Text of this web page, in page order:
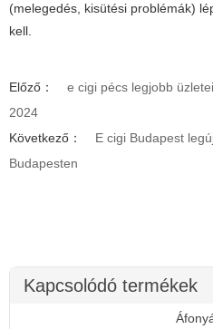
(melegedés, kisütési problémák)
kell.
Előző：
e cigi pécs legjobb
2024
Következő：
E cigi Budapest
Budapesten
Kapcsolódó termékek